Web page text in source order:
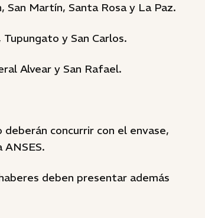
Martín, Santa Rosa y La Paz.
y San Carlos.
Alvear y San Rafael.
concurrir con el envase,
deben presentar además